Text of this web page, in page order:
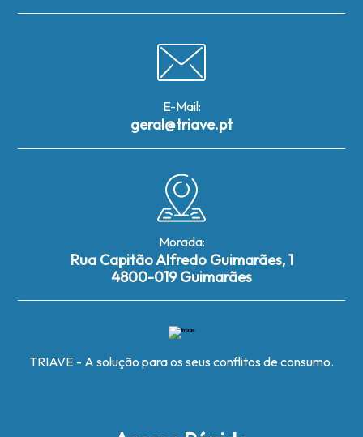
E-Mail:
geral@triave.pt
Morada:
Rua Capitão Alfredo Guimarães, 1
4800-019 Guimarães
TRIAVE - A solução para os seus conflitos de consumo.